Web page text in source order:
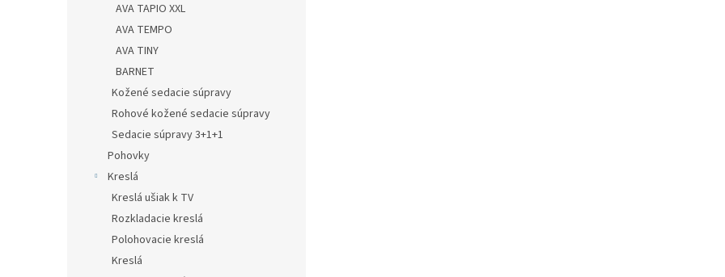
AVA TAPIO XXL
AVA TEMPO
AVA TINY
BARNET
Kožené sedacie súpravy
Rohové kožené sedacie súpravy
Sedacie súpravy 3+1+1
Pohovky
Kreslá
Kreslá ušiak k TV
Rozkladacie kreslá
Polohovacie kreslá
Kreslá